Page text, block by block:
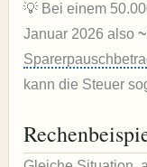
💡 Bei einem
Januar 2026 also
kann die Steuer